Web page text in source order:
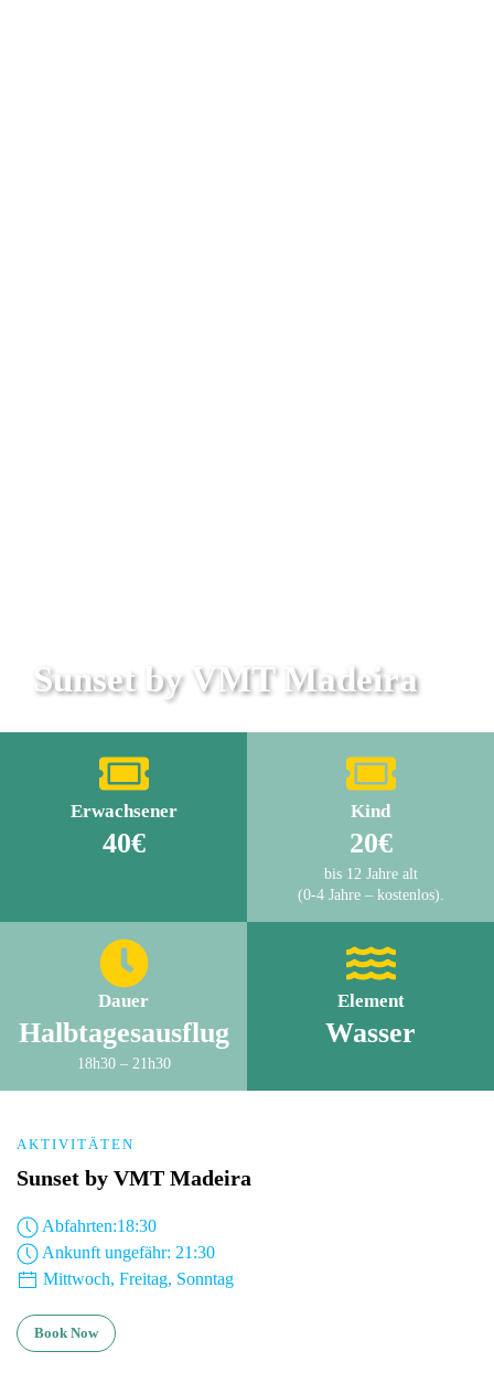
Sunset by VMT Madeira
Erwachsener
40€
Kind
20€
bis 12 Jahre alt
(0-4 Jahre – kostenlos).
Dauer
Halbtagesausflug
18h30 – 21h30
Element
Wasser
AKTIVITÄTEN
Sunset by VMT Madeira
Abfahrten:18:30
Ankunft ungefähr: 21:30
Mittwoch, Freitag, Sonntag
Book Now